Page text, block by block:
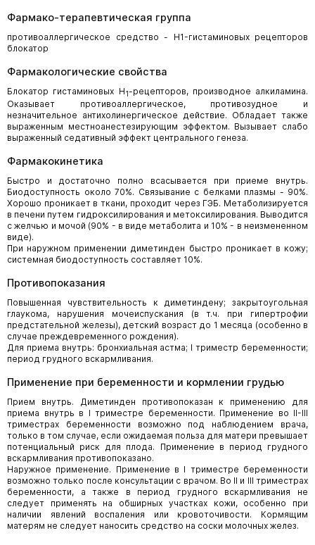
Фармако-терапевтическая группа
противоаллергическое средство - H1-гистаминовых рецепторов
блокатор
Фармакологические свойства
Блокатор гистаминовых H1-рецепторов, производное алкиламина.
Оказывает противоаллергическое, противозудное и
незначительное антихолинергическое действие. Обладает также
выраженным местноанестезирующим эффектом. Вызывает слабо
выраженный седативный эффект центрального генеза.
Фармакокинетика
Быстро и достаточно полно всасывается при приеме внутрь.
Биодоступность около 70%. Связывание с белками плазмы - 90%.
Хорошо проникает в ткани, проходит через ГЭБ. Метаболизируется
в печени путем гидроксилирования и метоксилирования. Выводится
с желчью и мочой (90% - в виде метаболита и 10% - в неизмененном
виде).
При наружном применении диметинден быстро проникает в кожу;
системная биодоступность составляет 10%.
Противопоказания
Повышенная чувствительность к диметиндену; закрытоугольная
глаукома, нарушения мочеиспускания (в т.ч. при гипертрофии
предстательной железы), детский возраст до 1 месяца (особенно в
случае преждевременного рождения).
Для приема внутрь: бронхиальная астма; I триместр беременности;
период грудного вскармливания.
Применение при беременности и кормлении грудью
Прием внутрь. Диметинден противопоказан к применению для
приема внутрь в I триместре беременности. Применение во II-III
триместрах беременности возможно под наблюдением врача,
только в том случае, если ожидаемая польза для матери превышает
потенциальный риск для плода. Применение в период грудного
вскармливания противопоказано.
Наружное применение. Применение в I триместре беременности
возможно только после консультации с врачом. Во II и III триместрах
беременности, а также в период грудного вскармливания не
следует применять на обширных участках кожи, особенно при
наличии явлений воспаления или кровоточивости. Кормящим
матерям не следует наносить средство на соски молочных желез.